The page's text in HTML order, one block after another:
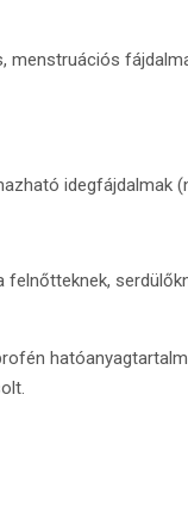
idegfájdalmak